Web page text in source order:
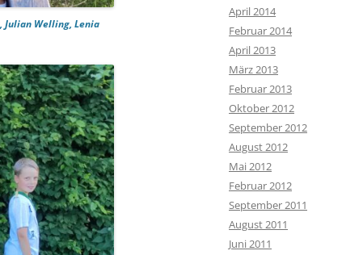
Julian Welling, Lenia
April 2014
Februar 2014
April 2013
März 2013
Februar 2013
Oktober 2012
September 2012
August 2012
Mai 2012
Februar 2012
September 2011
August 2011
Juni 2011